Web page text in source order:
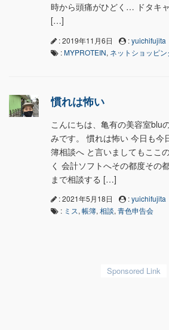
時から頭痛がひどく… ドタキ
[…]
: 2019年11月6日 :yuichifujita
:MYPROTEIN, ネットショッピン
慣れは怖い
こんにちは、亀有の美容室blu
みです。 慣れは怖い 今日も今
簿相談へ と言いましてもここ
く 会計ソフトへその都度その
まで相談する […]
: 2021年5月18日 :yuichifujita
: ミス, 帳簿, 相談, 青色申告会